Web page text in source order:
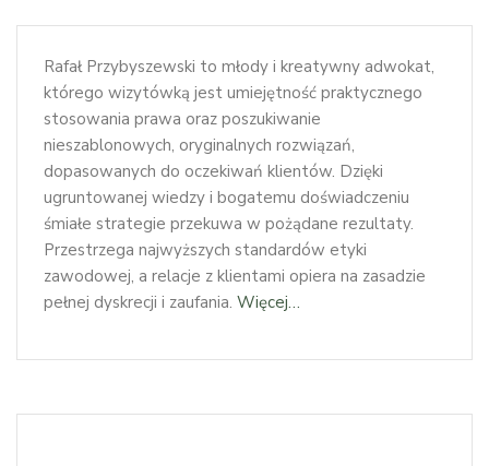
Rafał Przybyszewski to młody i kreatywny adwokat,
którego wizytówką jest umiejętność praktycznego
stosowania prawa oraz poszukiwanie
nieszablonowych, oryginalnych rozwiązań,
dopasowanych do oczekiwań klientów. Dzięki
ugruntowanej wiedzy i bogatemu doświadczeniu
śmiałe strategie przekuwa w pożądane rezultaty.
Przestrzega najwyższych standardów etyki
zawodowej, a relacje z klientami opiera na zasadzie
pełnej dyskrecji i zaufania. Więcej…